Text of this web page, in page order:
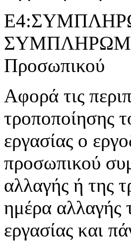
Προσωπικού
Αφορά τις
τροποποίησης
εργασίας ο
προσωπικού
αλλαγής ή της
ημέρα αλλαγής
εργασίας και